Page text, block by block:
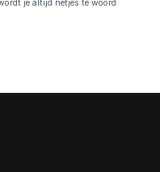
je altijd netjes te woord